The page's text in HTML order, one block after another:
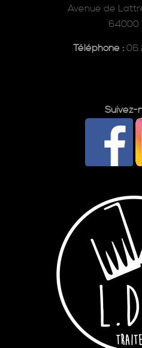
Avenue de
64000
Téléphone :
Suivez-